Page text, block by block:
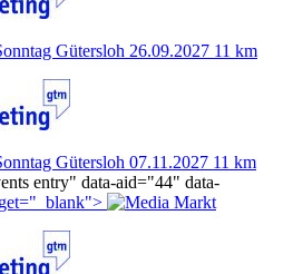
Gütersloh 26.09.2027 11 km
Gütersloh 07.11.2027 11 km
entry" data-aid="44" data-
>